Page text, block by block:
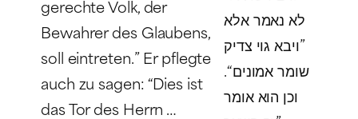
gerechte Volk, der
Bewahrer des Glaubens,
soll eintreten.” Er pflegte
auch zu sagen: “Dies ist
das Tor des Herrn …
לא נאמר אלא
”ויבא גוי צדיק
שומר אמונים“.
וכן הוא אומר